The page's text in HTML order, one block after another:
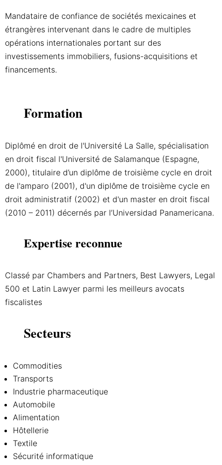
Mandataire de confiance de sociétés mexicaines et
étrangères intervenant dans le cadre de multiples
opérations internationales portant sur des
investissements immobiliers, fusions-acquisitions et
financements.
Formation
Diplômé en droit de l'Université La Salle, spécialisation
en droit fiscal l'Université de Salamanque (Espagne,
2000), titulaire d’un diplôme de troisième cycle en droit
de l'amparo (2001), d'un diplôme de troisième cycle en
droit administratif (2002) et d'un master en droit fiscal
(2010 – 2011) décernés par l’Universidad Panamericana.
Expertise reconnue
Classé par Chambers and Partners, Best Lawyers, Legal
500 et Latin Lawyer parmi les meilleurs avocats
fiscalistes
Secteurs
Commodities
Transports
Industrie pharmaceutique
Automobile
Alimentation
Hôtellerie
Textile
Sécurité informatique